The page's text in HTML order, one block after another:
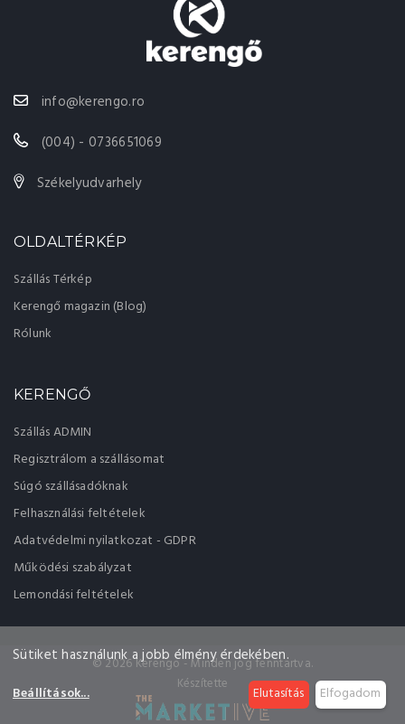
info@kerengo.ro
(004) - 0736651069
Székelyudvarhely
OLDALTÉRKÉP
Szállás Térkép
Kerengő magazin (Blog)
Rólunk
KERENGŐ
Szállás ADMIN
Regisztrálom a szállásomat
Súgó szállásadóknak
Felhasználási feltételek
Adatvédelmi nyilatkozat - GDPR
Működési szabályzat
Lemondási feltételek
© 2026 Kerengo - Minden jog fenntartva.
Készítette
Sütiket használunk a jobb élmény érdekében.
Beállítások... Elutasítás Elfogadom